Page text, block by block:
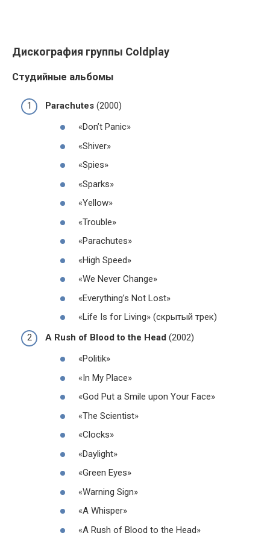
Дискография группы Coldplay
Студийные альбомы
Parachutes (2000)
«Don’t Panic»
«Shiver»
«Spies»
«Sparks»
«Yellow»
«Trouble»
«Parachutes»
«High Speed»
«We Never Change»
«Everything’s Not Lost»
«Life Is for Living» (скрытый трек)
A Rush of Blood to the Head (2002)
«Politik»
«In My Place»
«God Put a Smile upon Your Face»
«The Scientist»
«Clocks»
«Daylight»
«Green Eyes»
«Warning Sign»
«A Whisper»
«A Rush of Blood to the Head»